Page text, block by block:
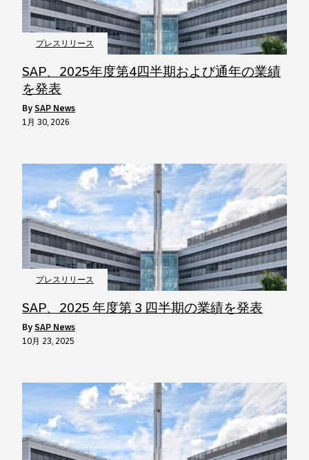
プレスリリース
SAP、2025年度第4四半期および通年の業績
を発表
by SAP News
1月 30, 2026
プレスリリース
SAP、2025 年度第 3 四半期の業績を発表
by SAP News
10月 23, 2025